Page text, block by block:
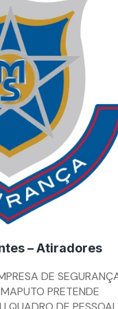
– Atiradores
DE
PRETENDE